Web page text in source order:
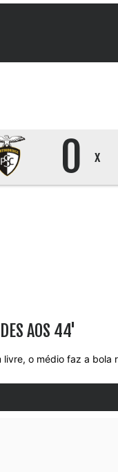
0 x
AOS 44'
o médio faz a bola